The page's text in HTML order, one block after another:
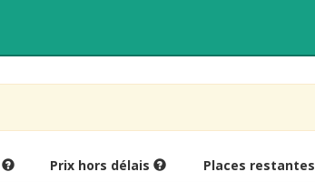
Prix hors délais
Places restantes